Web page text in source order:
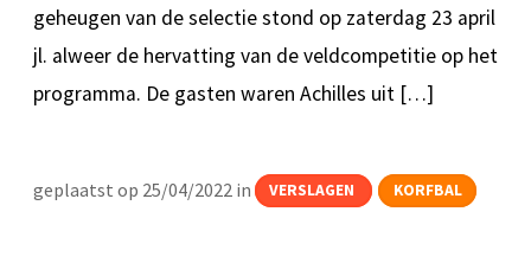
geheugen van de selectie stond op zaterdag 23 april
jl. alweer de hervatting van de veldcompetitie op het
programma. De gasten waren Achilles uit […]
geplaatst op 25/04/2022 in VERSLAGEN KORFBAL